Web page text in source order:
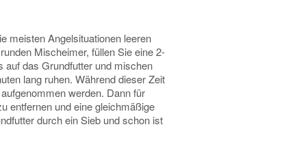
meisten Angelsituationen leeren
Mischeimer, füllen Sie eine 2-
auf das Grundfutter und mischen
lang ruhen. Während dieser Zeit
werden. Dann für
entfernen und eine gleichmäßige
durch ein Sieb und schon ist